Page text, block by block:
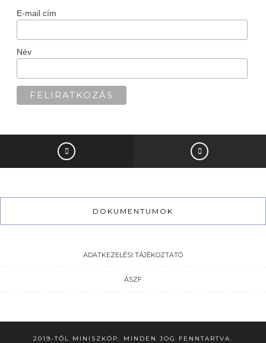
E-mail cím
Név
DOKUMENTUMOK
ADATKEZELÉSI TÁJÉKOZTATÓ
ÁSZF
2019-TŐL MINISZKÓP. MINDEN JOG FENNTARTVA.